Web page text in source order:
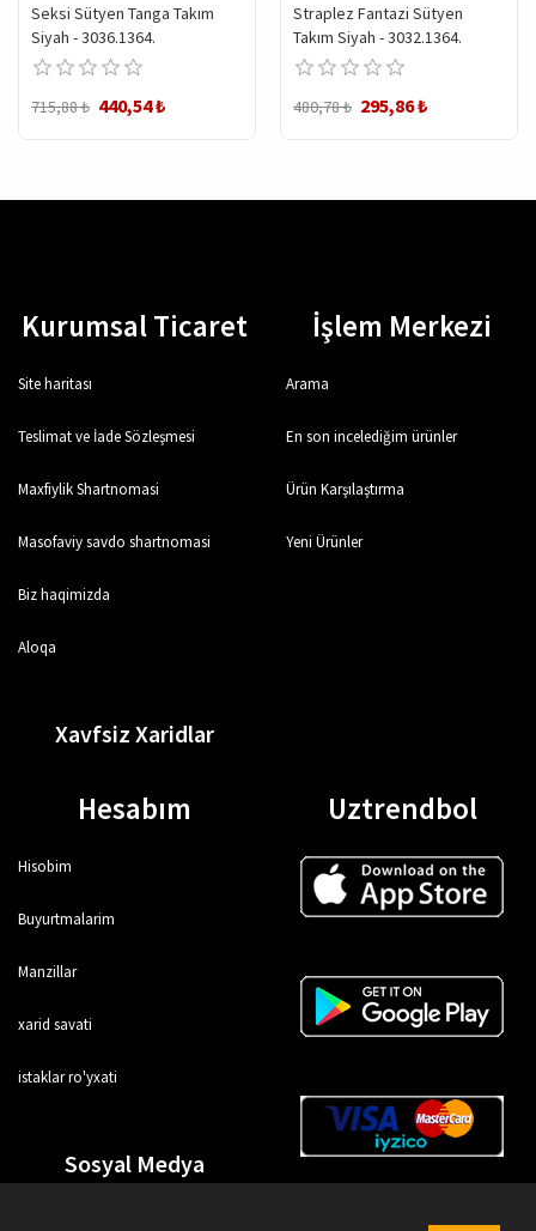
Seksi Sütyen Tanga Takım
Siyah - 3036.1364.
715,88 ₺ 440,54 ₺
Straplez Fantazi Sütyen
Takım Siyah - 3032.1364.
480,78 ₺ 295,86 ₺
Kurumsal Ticaret
Site haritası
Teslimat ve İade Sözleşmesi
Maxfiylik Shartnomasi
Masofaviy savdo shartnomasi
Biz haqimizda
Aloqa
Xavfsiz Xaridlar
İşlem Merkezi
Arama
En son incelediğim ürünler
Ürün Karşılaştırma
Yeni Ürünler
Hesabım
Hisobim
Buyurtmalarim
Manzillar
xarid savati
istaklar ro'yxati
Sosyal Medya
Uztrendbol